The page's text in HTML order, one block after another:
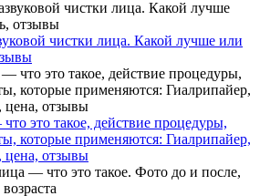
чистки лица. Какой лучше или
это такое, действие процедуры,
которые применяются: Гиалрипайер,
отзывы